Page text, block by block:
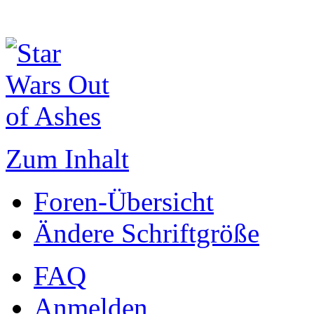
Zum Inhalt
Foren-Übersicht
Ändere Schriftgröße
FAQ
Anmelden